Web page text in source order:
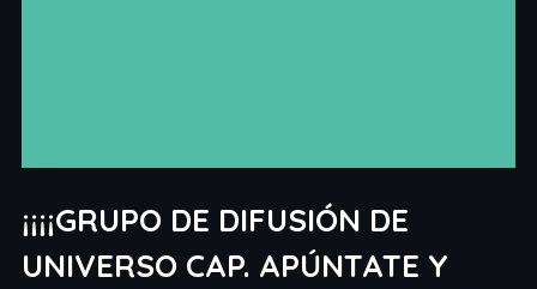
¡¡¡¡GRUPO DE DIFUSIÓN DE
UNIVERSO CAP. APÚNTATE Y